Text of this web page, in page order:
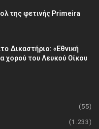
της φετινής Primeira
Δικαστήριο: «Εθνική
χορού του Λευκού Οίκου
(55)
(1.233)